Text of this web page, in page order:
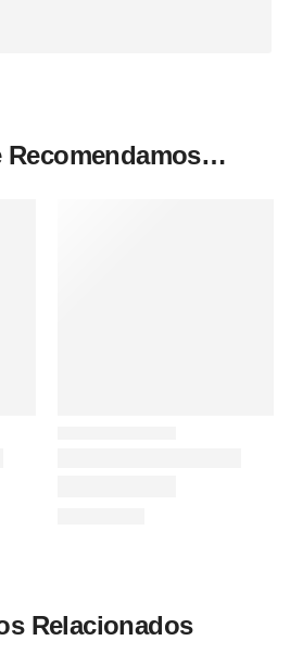
Recomendamos…
Relacionados